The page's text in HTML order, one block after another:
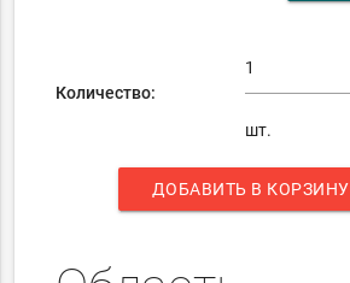
Количество:
шт.
ДОБАВИТЬ В КОРЗИНУ